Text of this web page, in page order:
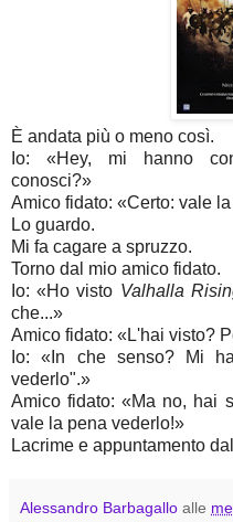
È andata più o meno così.
Io: «Hey, mi hanno
conosci?»
Amico fidato: «Certo: vale
Lo guardo.
Mi fa cagare a spruzzo.
Torno dal mio amico fidato.
Io: «Ho visto Valhalla
che...»
Amico fidato: «L'hai visto?
Io: «In che senso? Mi
vederlo".»
Amico fidato: «Ma no, hai
vale la pena vederlo!»
Lacrime e appuntamento
Alessandro Barbagallo alle